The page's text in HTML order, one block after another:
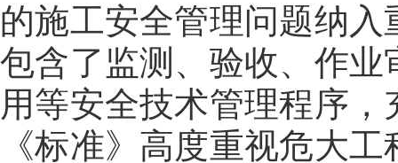
的施工安全管理问题纳
包含了监测、验收、作
用等安全技术管理程序
《标准》高度重视危大